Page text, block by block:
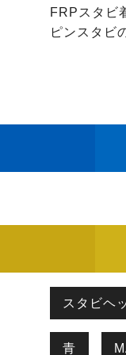
FRPスタビ
ピンスタビ
スタビヘ
青